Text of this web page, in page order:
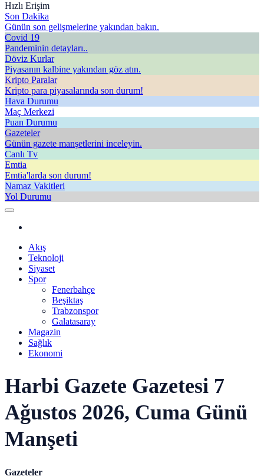
Hızlı Erişim
Son Dakika
Günün son gelişmelerine yakından bakın.
Covid 19
Pandeminin detayları..
Döviz Kurlar
Piyasanın kalbine yakından göz atın.
Kripto Paralar
Kripto para piyasalarında son durum!
Hava Durumu
Maç Merkezi
Puan Durumu
Gazeteler
Günün gazete manşetlerini inceleyin.
Canlı Tv
Emtia
Emtia'larda son durum!
Namaz Vakitleri
Yol Durumu
Akış
Teknoloji
Siyaset
Spor
Fenerbahçe
Beşiktaş
Trabzonspor
Galatasaray
Magazin
Sağlık
Ekonomi
Harbi Gazete Gazetesi 7
Ağustos 2026, Cuma Günü
Manşeti
Gazeteler